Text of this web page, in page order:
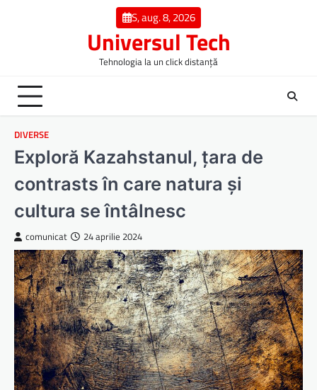
S, aug. 8, 2026
Universul Tech
Tehnologia la un click distanță
DIVERSE
Exploră Kazahstanul, țara de
contrasts în care natura și
cultura se întâlnesc
comunicat 24 aprilie 2024